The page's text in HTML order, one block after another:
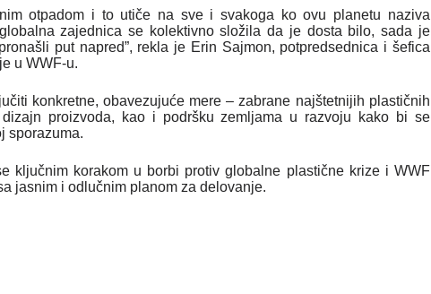
otpadom i to utiče na sve i svakoga ko ovu planetu naziva
zajednica se kolektivno složila da je dosta bilo, sada je
put napred”, rekla je Erin Sajmon, potpredsednica i šefica
u WWF-u.
konkretne, obavezujuće mere – zabrane najštetnijih plastičnih
proizvoda, kao i podršku zemljama u razvoju kako bi se
sporazuma.
ključnim korakom u borbi protiv globalne plastične krize i WWF
jasnim i odlučnim planom za delovanje.